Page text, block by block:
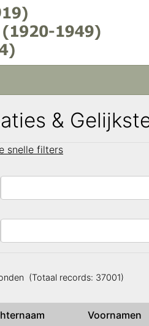
&
snelle filters
(Totaal records: 37001)
Voornamen